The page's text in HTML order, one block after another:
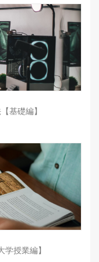
基礎編】
学授業編】